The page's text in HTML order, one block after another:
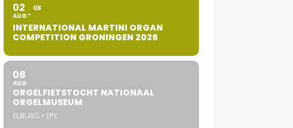
02
AUG
08
INTERNATIONAL MARTINI ORGAN
COMPETITION GRONINGEN 2026
08
AUG
ORGELFIETSTOCHT NATIONAAL
ORGELMUSEUM
ELBURG • EPE